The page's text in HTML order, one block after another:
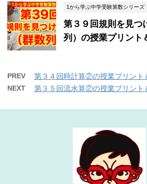
1から学ぶ中学受験算数シリーズ
第３９回規則を見
列）の授業プリント
PREV 第３４回時計算②の授業プリント
NEXT 第３５回流水算②の授業プリント